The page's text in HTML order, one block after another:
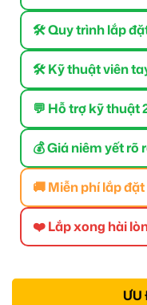
🛠 Quy trình lắp
🛠 Kỹ thuật viên
💬 Hỗ trợ kỹ thuật
💰 Giá niêm yết rõ
🚚 Miễn phí lắp
❤️ Lắp xong hài
ƯU